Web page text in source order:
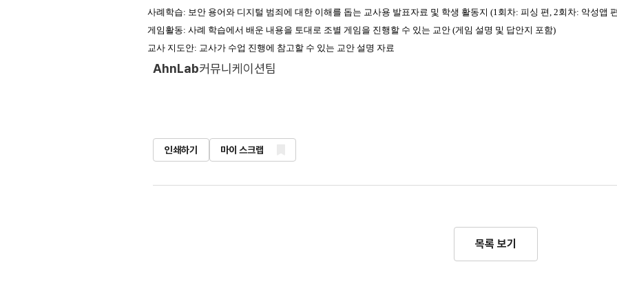
사례학습: 보안 용어와 디지털 범죄에 대한 이해를 돕는 교사용 발표자료 및 학생 활동지 (1회차: 피싱 편, 2회차: 악성앱 편
게임활동: 사례 학습에서 배운 내용을 토대로 조별 게임을 진행할 수 있는 교안 (게임 설명 및 답안지 포함)
교사 지도안: 교사가 수업 진행에 참고할 수 있는 교안 설명 자료
AhnLab커뮤니케이션팀
인쇄하기 마이 스크랩
목록 보기